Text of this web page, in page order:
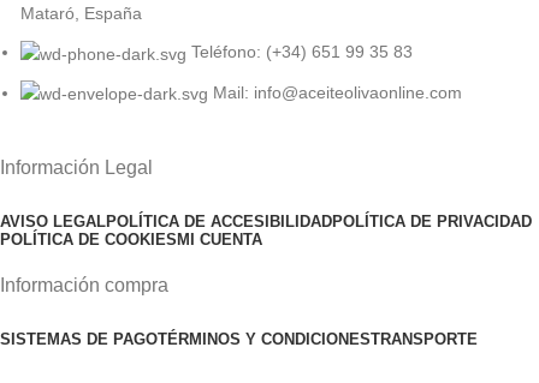
Mataró, España
Teléfono: (+34) 651 99 35 83
Mail: info@aceiteolivaonline.com
Información Legal
AVISO LEGALPOLÍTICA DE ACCESIBILIDADPOLÍTICA DE PRIVACIDAD
POLÍTICA DE COOKIES MI CUENTA
Información compra
SISTEMAS DE PAGOTÉRMINOS Y CONDICIONESTRANSPORTE